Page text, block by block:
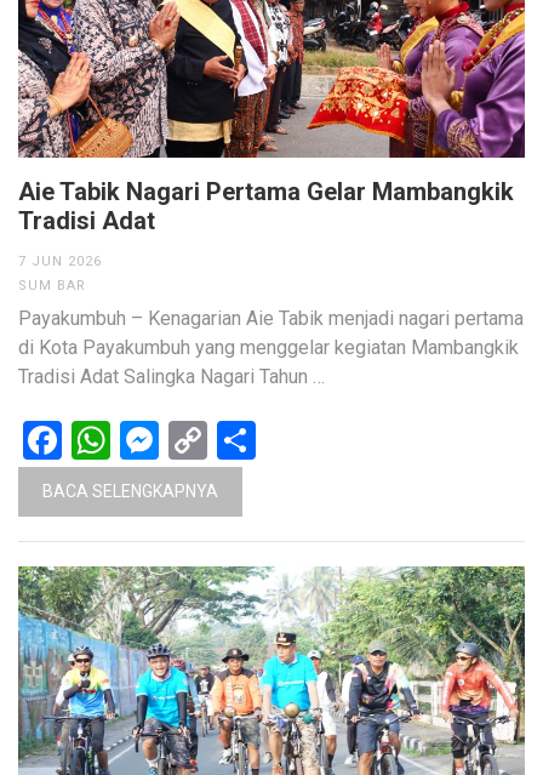
Aie Tabik Nagari Pertama Gelar Mambangkik
Tradisi Adat
7 JUN 2026
SUM BAR
Payakumbuh – Kenagarian Aie Tabik menjadi nagari pertama
di Kota Payakumbuh yang menggelar kegiatan Mambangkik
Tradisi Adat Salingka Nagari Tahun …
Facebook
WhatsApp
Messenger
Copy
Link
BACA SELENGKAPNYA